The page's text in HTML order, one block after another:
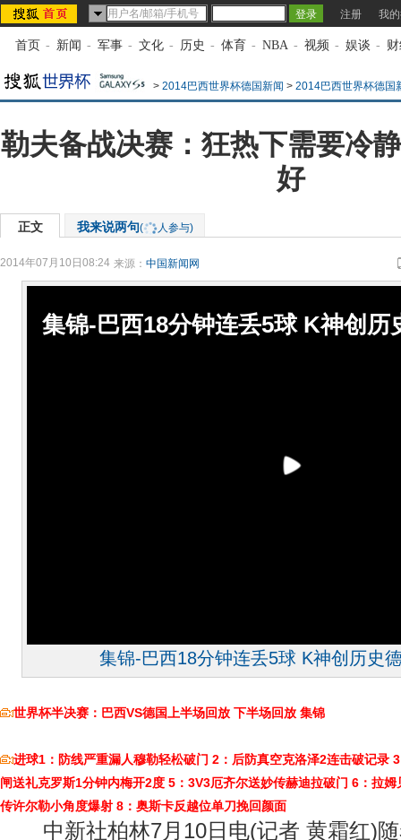
注册 我
首页 - 新闻 - 军事 - 文化 - 历史 - 体育 - NBA - 视频 - 娱谈 -
> 2014巴西世界杯德国新闻 > 2014巴西世界杯德国
勒夫备战决赛：狂热下需要冷
好
正文 我来说两句( 人参与)
2014年07月10日08:24 来源： 中国新闻网
集锦-巴西18分钟连丢5球 K神创历
集锦-巴西18分钟连丢5球 K神创历史
世界杯半决赛：巴西VS德国上半场回放 下半场回放 集锦
进球1：防线严重漏人穆勒轻松破门 2：后防真空克洛泽2连击破记录
闸送礼克罗斯1分钟内梅开2度 5：3V3厄齐尔送妙传赫迪拉破门 6：拉姆
传许尔勒小角度爆射 8：奥斯卡反越位单刀挽回颜面
中新社柏林7月10日电(记者 黄霜红)随